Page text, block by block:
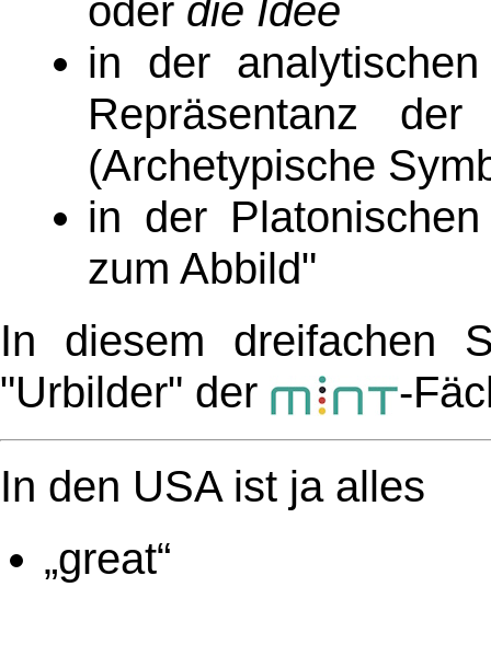
oder die Idee
in der
Repräsentanz
(Archetypische
in der
zum Abbild"
In diesem dreifachen
"Urbilder" der
-
In den USA ist ja alles
„great“